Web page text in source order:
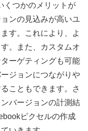
くつかのメリットが
ンの見込みが高いユ
す。これにより、よ
。また、カスタムオ
ーゲティングも可能
ジョンにつながりや
こともできます。さ
バージョンの計測結
ピクセルの作成